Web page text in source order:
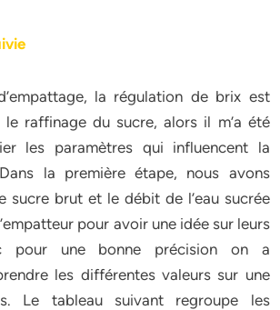
la régulation de brix est
raffinage du sucre, alors il m’a été
les paramètres qui influencent la
la première étape, nous avons
sucre brut et le débit de l’eau sucrée
pour avoir une idée sur leurs
pour une bonne précision on a
les différentes valeurs sur une
Le tableau suivant regroupe les